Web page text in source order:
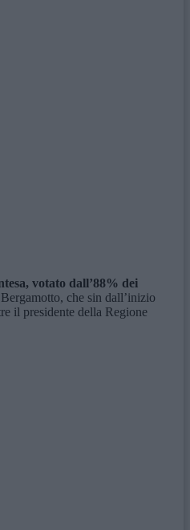
votato dall’88% dei
che sin dall’inizio
il presidente della Regione